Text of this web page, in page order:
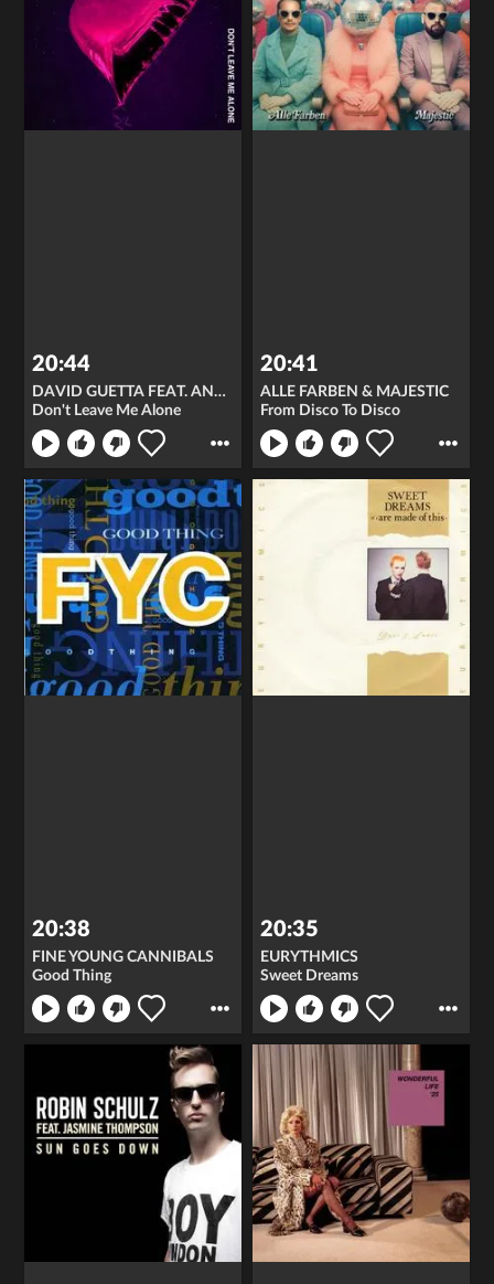
20:44
DAVID GUETTA FEAT. ANNE-MARIE
Don't Leave Me Alone
20:41
ALLE FARBEN & MAJESTIC
From Disco To Disco
20:38
FINE YOUNG CANNIBALS
Good Thing
20:35
EURYTHMICS
Sweet Dreams